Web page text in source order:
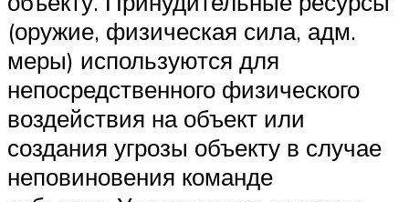
(оружие, физическая сила, адм.
меры) используются для
непосредственного физического
воздействия на объект или
создания угрозы объекту в случае
неповиновения команде